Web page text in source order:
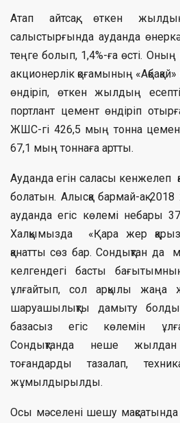
Атап айтсақ, өткен
салыстырғында ауданда
теңге болып, 1,4%-ға өсті.
акционерлік қоғамының
өндіріп, өткен жылдың
портлант цемент өндіріп
ЖШС-гі 426,5 мың тонна
67,1 мың тоннаға артты.
Ауданда егін саласы
болатын. Алысқа бармай-ақ
ауданда егіс көлемі небары
Халқымызда «Қара жер
қанатты сөз бар. Сондықтан да
келгендегі басты
ұлғайтып, сол арқылы
шаруашылықты дамыту
базасыз егіс көлемін
Сондықтанда неше
тоғандарды тазалап,
жұмылдырылды.
Осы мәселені шешу